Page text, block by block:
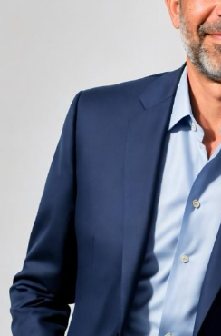
adiacent rămâne una dintre
nemulțumiri semnalate de
chiar și la unități altfel
locație. De multe ori, oaspeții
drept sursa reală a problemei,
de spațiu zgomotos sau agitat.
Pardoseala joacă un rol
sunete, mai ales în zonele de
cameră și baie sau dintre pat
proprietăți fonoabsorbante
zgomotului către camerele
inferioare, un aspect esențial
vechi, cu structuri care nu au
pentru izolare fonică